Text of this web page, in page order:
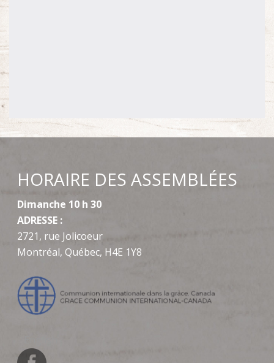
HORAIRE DES ASSEMBLÉES
Dimanche 10 h 30
ADRESSE :
2721, rue Jolicoeur
Montréal, Québec, H4E 1Y8